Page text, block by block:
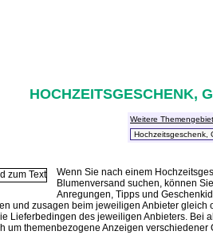
HOCHZEITSGESCHENK,
Weitere
Wenn Sie nach einem
Blumenversand suchen, können
Anregungen, Tipps und
und zusagen beim jeweiligen Anbieter gleich
Lieferbedingen des jeweiligen Anbieters. Bei
um themenbezogene Anzeigen verschiedener